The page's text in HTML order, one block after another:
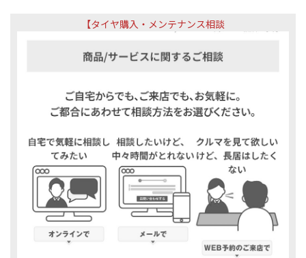
【タイヤ購入・メンテナンス相談